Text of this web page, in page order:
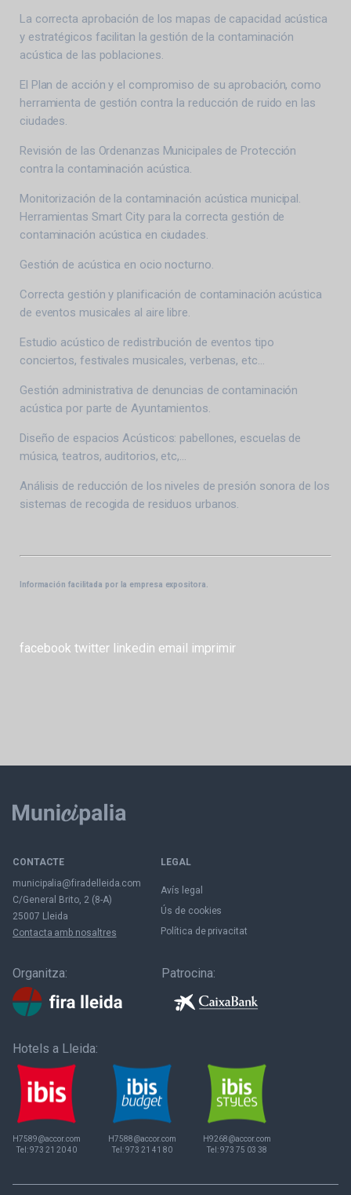
La correcta aprobación de los mapas de capacidad acústica
y estratégicos facilitan la gestión de la contaminación
acústica de las poblaciones.
El Plan de acción y el compromiso de su aprobación, como
herramienta de gestión contra la reducción de ruido en las
ciudades.
Revisión de las Ordenanzas Municipales de Protección
contra la contaminación acústica.
Monitorización de la contaminación acústica municipal.
Herramientas Smart City para la correcta gestión de
contaminación acústica en ciudades.
Gestión de acústica en ocio nocturno.
Correcta gestión y planificación de contaminación acústica
de eventos musicales al aire libre.
Estudio acústico de redistribución de eventos tipo
conciertos, festivales musicales, verbenas, etc…
Gestión administrativa de denuncias de contaminación
acústica por parte de Ayuntamientos.
Diseño de espacios Acústicos: pabellones, escuelas de
música, teatros, auditorios, etc,…
Análisis de reducción de los niveles de presión sonora de los
sistemas de recogida de residuos urbanos.
Información facilitada por la empresa expositora.
facebook twitter linkedin email imprimir
CONTACTE
municipalia@firadelleida.com
C/General Brito, 2 (8-A)
25007 Lleida
Contacta amb nosaltres
LEGAL
Avís legal
Ús de cookies
Política de privacitat
Organitza: Patrocina:
Hotels a Lleida:
H7589@accor.com
Tel:973 21 20 40
H7588@accor.com
Tel:973 21 41 80
H9268@accor.com
Tel:973 75 03 38